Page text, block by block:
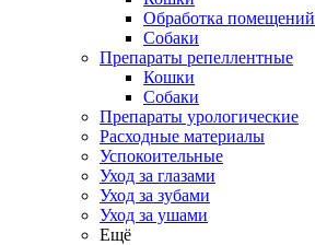
Обработка помещений
Собаки
Препараты репеллентные
Кошки
Собаки
Препараты урологические
Расходные материалы
Успокоительные
Уход за глазами
Уход за зубами
Уход за ушами
Ещё